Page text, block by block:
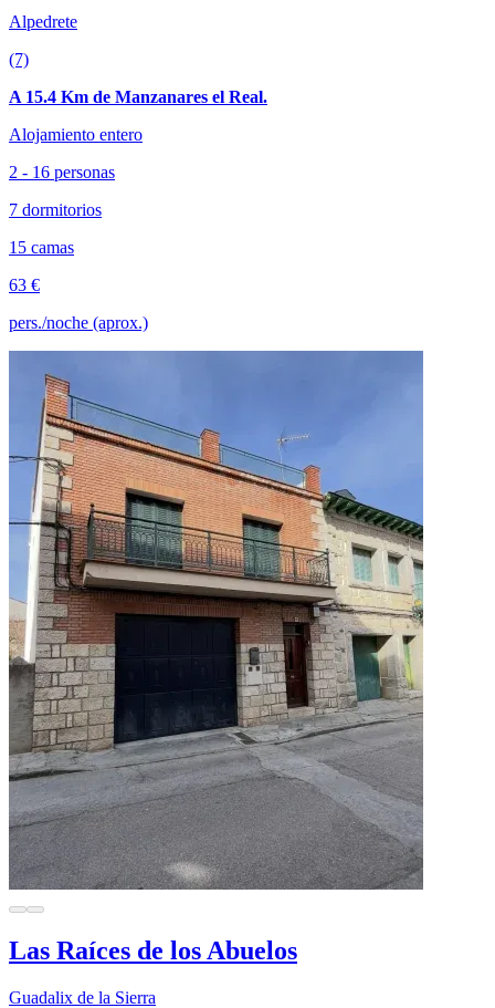
Alpedrete
(7)
A 15.4 Km de Manzanares el Real.
Alojamiento entero
2 - 16 personas
7 dormitorios
15 camas
63 €
pers./noche (aprox.)
Las Raíces de los Abuelos
Guadalix de la Sierra